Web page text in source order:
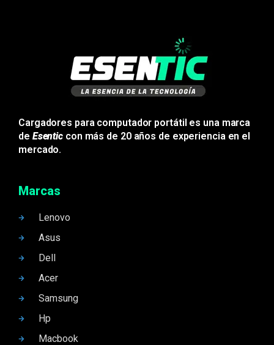
Cargadores para computador portátil es una marca
de Esentic con más de 20 años de experiencia en el
mercado.
Marcas
Lenovo
Asus
Dell
Acer
Samsung
Hp
Macbook